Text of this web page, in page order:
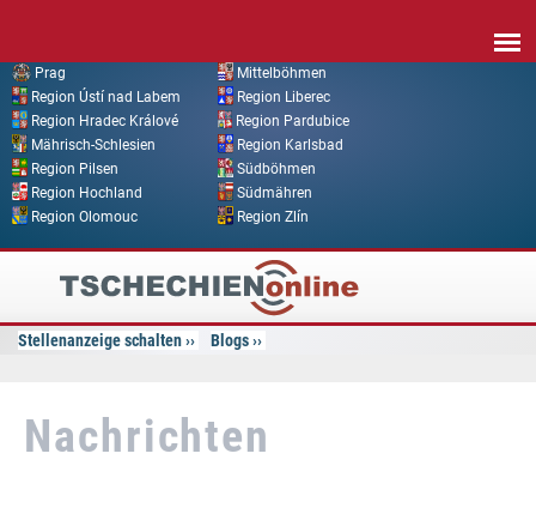
Prag
Mittelböhmen
Region Ústí nad Labem
Region Liberec
Region Hradec Králové
Region Pardubice
Mährisch-Schlesien
Region Karlsbad
Region Pilsen
Südböhmen
Region Hochland
Südmähren
Region Olomouc
Region Zlín
Tschechien
Online
Stellenanzeige schalten Blogs
Nachrichten